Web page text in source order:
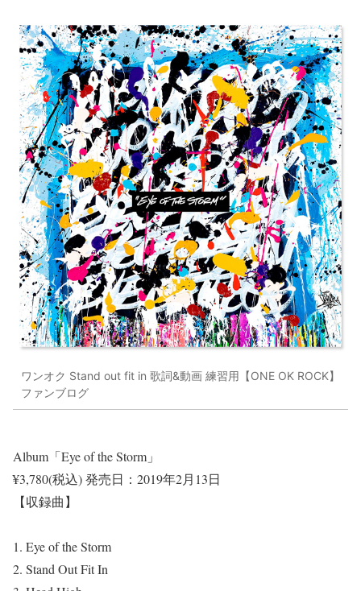
ワンオク Stand out fit in 歌詞&動画 練習用【ONE OK ROCK】
ファンブログ
Album「Eye of the Storm」
¥3,780(税込)発売日：2019年2月13日
【収録曲】
1. Eye of the Storm
2. Stand Out Fit In